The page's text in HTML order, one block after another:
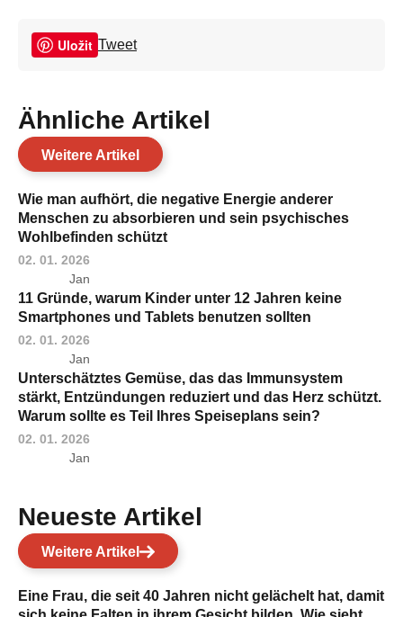
Uložit Tweet
Ähnliche Artikel
Weitere Artikel
Wie man aufhört, die negative Energie anderer
Menschen zu absorbieren und sein psychisches
Wohlbefinden schützt
02. 01. 2026
Jan
11 Gründe, warum Kinder unter 12 Jahren keine
Smartphones und Tablets benutzen sollten
02. 01. 2026
Jan
Unterschätztes Gemüse, das das Immunsystem
stärkt, Entzündungen reduziert und das Herz schützt.
Warum sollte es Teil Ihres Speiseplans sein?
02. 01. 2026
Jan
Neueste Artikel
Weitere Artikel
Eine Frau, die seit 40 Jahren nicht gelächelt hat, damit